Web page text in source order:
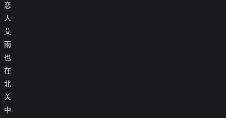
恋
人
艾
雨
也
在
北
关
中